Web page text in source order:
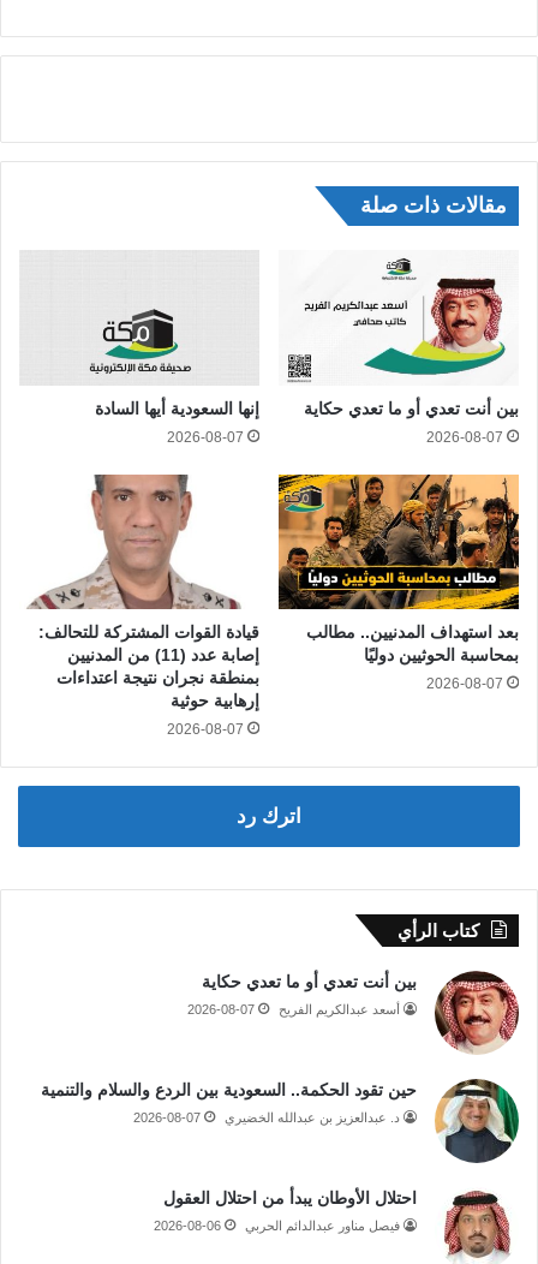
مقالات ذات صلة
بين أنت تعدي أو ما تعدي حكاية
2026-08-07
إنها السعودية أيها السادة
2026-08-07
بعد استهداف المدنيين.. مطالب
بمحاسبة الحوثيين دوليًا
2026-08-07
قيادة القوات المشتركة للتحالف:
إصابة عدد (11) من المدنيين
بمنطقة نجران نتيجة اعتداءات
إرهابية حوثية
2026-08-07
اترك رد
كتاب الرأي
بين أنت تعدي أو ما تعدي حكاية
أسعد عبدالكريم الفريح 2026-08-07
حين تقود الحكمة.. السعودية بين الردع والسلام والتنمية
د. عبدالعزيز بن عبدالله الخضيري 2026-08-07
احتلال الأوطان يبدأ من احتلال العقول
فيصل مناور عبدالدائم الحربي 2026-08-06